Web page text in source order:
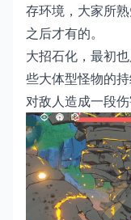
存环境，大家所
之后才有的。
大招石化，最初
些大体型怪物的
对敌人造成一段